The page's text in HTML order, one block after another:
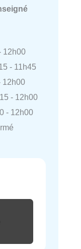
12h00
- 11h45
12h00
- 12h00
- 12h00